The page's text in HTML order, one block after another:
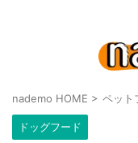
nademo HOME > ペット
ドッグフード